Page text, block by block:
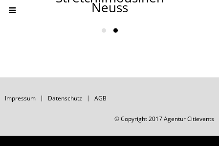
Neuss
Impressum Datenschutz AGB
© Copyright 2017 Agentur Citievents